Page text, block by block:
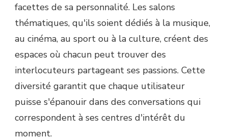
facettes de sa personnalité. Les salons
thématiques, qu'ils soient dédiés à la musique,
au cinéma, au sport ou à la culture, créent des
espaces où chacun peut trouver des
interlocuteurs partageant ses passions. Cette
diversité garantit que chaque utilisateur
puisse s'épanouir dans des conversations qui
correspondent à ses centres d'intérêt du
moment.